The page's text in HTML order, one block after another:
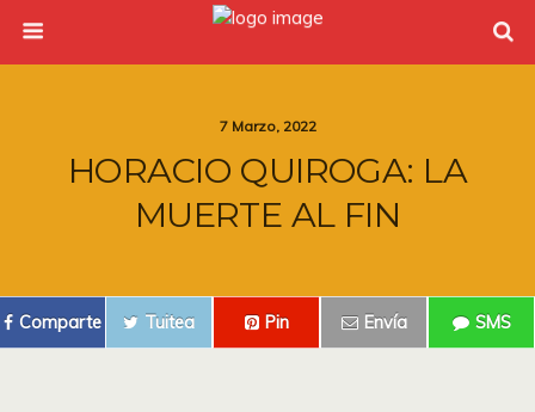
7 Marzo, 2022
HORACIO QUIROGA: LA
MUERTE AL FIN
Comparte Tuitea Pin Envía SMS